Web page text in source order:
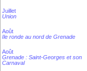
Juillet
Union
Août
Ile ronde au nord de Grenade
Août
Grenade : Saint-Georges et son
Carnaval